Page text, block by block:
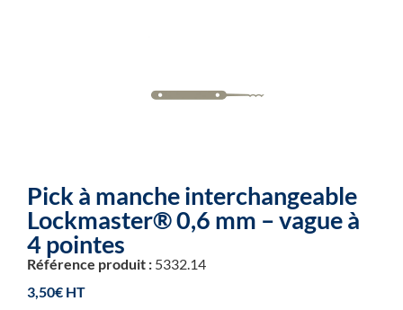
Pick à manche interchangeable
Lockmaster® 0,6 mm – vague à
4 pointes
Référence produit : 5332.14
3,50€